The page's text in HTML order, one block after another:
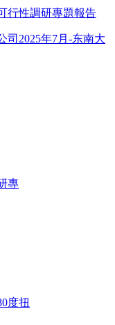
行性調研專題報告
司2025年7月-东南大
專
度扭